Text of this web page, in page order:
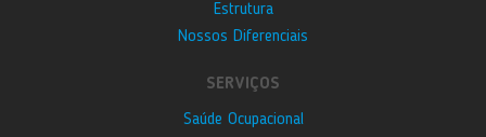
Estrutura
Nossos Diferenciais
SERVIÇOS
Saúde Ocupacional